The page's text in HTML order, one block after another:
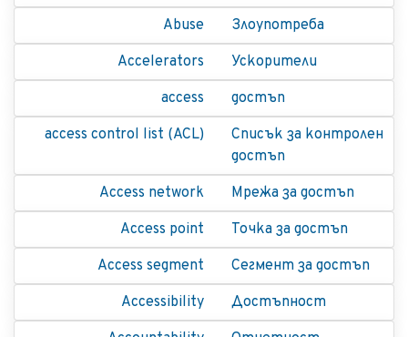
Abuse
Злоупотреба
Accelerators
Ускорители
access
достъп
access control list (ACL)
Списък за контролен
достъп
Access network
Мрежа за достъп
Access point
Точка за достъп
Access segment
Сегмент за достъп
Accessibility
Достъпност